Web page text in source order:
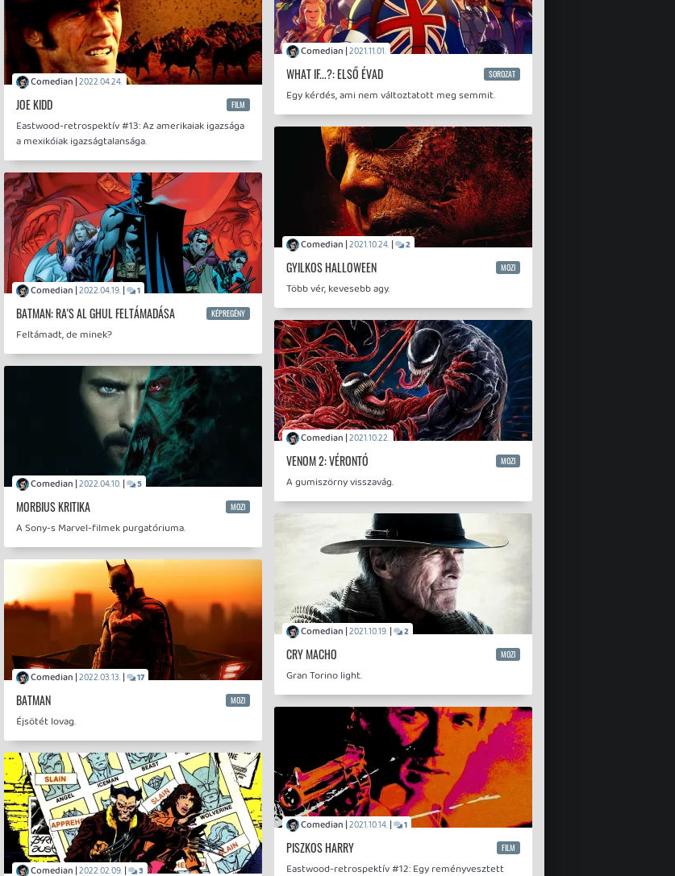
Comedian |2022.04.24.
JOE KIDD FILM
Eastwood-retrospektív #13: Az amerikaiak igazsága
a mexikóiak igazságtalansága.
Comedian |2022.04.19.| 1
BATMAN: RA'S AL GHUL FELTÁMADÁSA KÉPREGÉNY
Feltámadt, de minek?
Comedian |2022.04.10.| 5
MORBIUS KRITIKA MOZI
A Sony-s Marvel-filmek purgatóriuma.
Comedian |2022.03.13.| 17
BATMAN MOZI
Éjsötét lovag.
Comedian |2022.02.09.| 3
Comedian |2021.11.01.
WHAT IF...?: ELSŐ ÉVAD SOROZAT
Egy kérdés, ami nem változtatott meg semmit.
Comedian |2021.10.24.| 2
GYILKOS HALLOWEEN MOZI
Több vér, kevesebb agy.
Comedian |2021.10.22.
VENOM 2: VÉRONTÓ MOZI
A gumiszörny visszavág.
Comedian |2021.10.19.| 2
CRY MACHO MOZI
Gran Torino light.
Comedian |2021.10.14.| 1
PISZKOS HARRY FILM
Eastwood-retrospektív #12: Egy reményvesztett